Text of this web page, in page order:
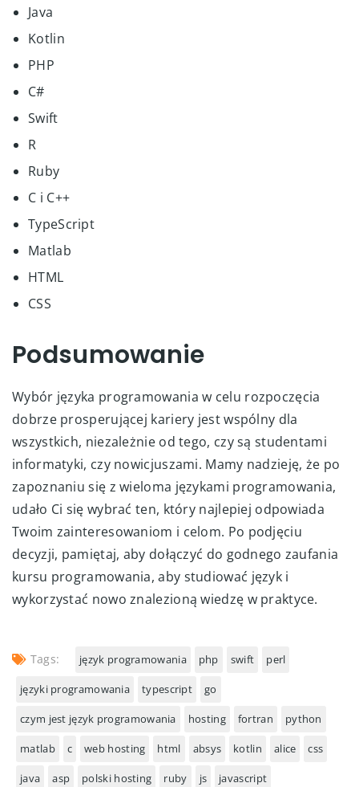
Java
Kotlin
PHP
C#
Swift
R
Ruby
C i C++
TypeScript
Matlab
HTML
CSS
Podsumowanie
Wybór języka programowania w celu rozpoczęcia
dobrze prosperującej kariery jest wspólny dla
wszystkich, niezależnie od tego, czy są studentami
informatyki, czy nowicjuszami. Mamy nadzieję, że po
zapoznaniu się z wieloma językami programowania,
udało Ci się wybrać ten, który najlepiej odpowiada
Twoim zainteresowaniom i celom. Po podjęciu
decyzji, pamiętaj, aby dołączyć do godnego zaufania
kursu programowania, aby studiować język i
wykorzystać nowo znalezioną wiedzę w praktyce.
Tags: język programowania php swift perl
języki programowania typescript go
czym jest język programowania hosting fortran python
matlab c web hosting html absys kotlin alice css
java asp polski hosting ruby js javascript